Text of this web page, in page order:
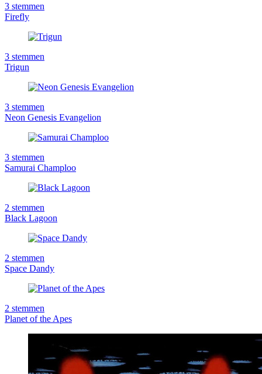
3 stemmen
Firefly
3 stemmen
Trigun
3 stemmen
Neon Genesis Evangelion
3 stemmen
Samurai Champloo
2 stemmen
Black Lagoon
2 stemmen
Space Dandy
2 stemmen
Planet of the Apes